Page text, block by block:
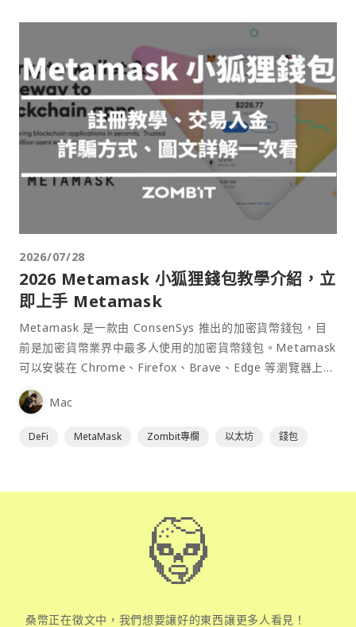
2026/07/28
2026 Metamask 小狐狸錢包教學介紹，立
即上手 Metamask
Metamask 是一款由 ConsenSys 推出的加密貨幣錢包，目
前是加密貨幣業界中最多人使用的加密貨幣錢包。Metamask
可以安裝在 Chrome、Firefox、Brave、Edge 等瀏覽器上作
為插件使用，具備許多功能且使用上非常方便。
Mac
DeFi MetaMask Zombit專欄 以太坊 錢包
桑幣正在徵文中，我們想要讓好的東西讓更多人看見！